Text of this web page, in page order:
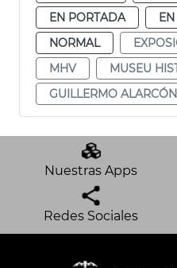
EN PORTADA
NORMAL
MHV
MUSEU
GUILLERMO ALARCÓN
Nuestras Apps
Redes Sociales